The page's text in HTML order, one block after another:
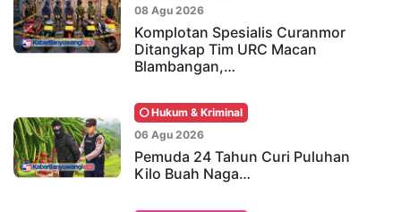
08 Agu 2026
Komplotan Spesialis Curanmor
Ditangkap Tim URC Macan
Blambangan,…
Hukum & Kriminal
06 Agu 2026
Pemuda 24 Tahun Curi Puluhan
Kilo Buah Naga…